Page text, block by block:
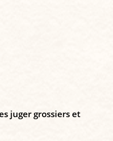
juger grossiers et